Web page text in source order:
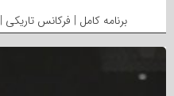
برنامه کامل | فرکانس تاریکی | ۱۴۰۴.۱۰.۱۵ | استاد عصام العماد